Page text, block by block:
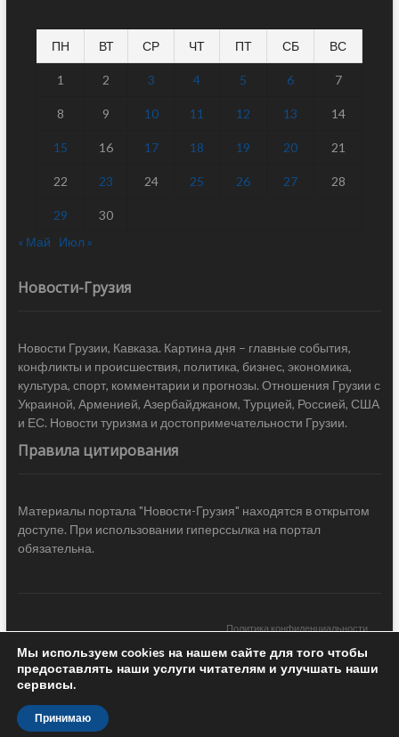
ПН ВТ СР ЧТ ПТ СБ ВС
1 2 3 4 5 6 7
8 9 10 11 12 13 14
15 16 17 18 19 20 21
22 23 24 25 26 27 28
29
30
« Май
Июл »
Новости-Грузия
Новости Грузии, Кавказа. Картина дня – главные события,
конфликты и происшествия, политика, бизнес, экономика,
культура, спорт, комментарии и прогнозы. Отношения Грузии с
Украиной, Арменией, Азербайджаном, Турцией, Россией, США
и ЕС. Новости туризма и достопримечательности Грузии.
Правила цитирования
Материалы портала "Новости-Грузия" находятся в открытом
доступе. При использовании гиперссылка на портал
обязательна.
Политика конфиденциальности
Новости Грузии| Black Sea Press LTD © 2020 All Rights Reserved /
Design & development —
Мы используем cookies на нашем сайте для того чтобы
предоставлять наши услуги читателям и улучшать наши
сервисы.
Принимаю